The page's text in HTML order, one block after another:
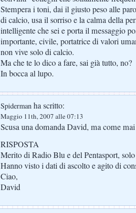
Stempera i toni, dai il giusto peso alle
di calcio, usa il sorriso e la calma della
intelligente che sei e porta il messaggio
importante, civile, portatrice di valori
non vive solo di calcio.
Ma che te lo dico a fare, sai già tutto, no?
In bocca al lupo.
Spiderman ha scritto:
Maggio 11th, 2007 alle 07:13
Scusa una domanda David, ma come
RISPOSTA
Merito di Radio Blu e del Pentasport,
Hanno visto i dati di ascolto e agito di
Ciao,
David